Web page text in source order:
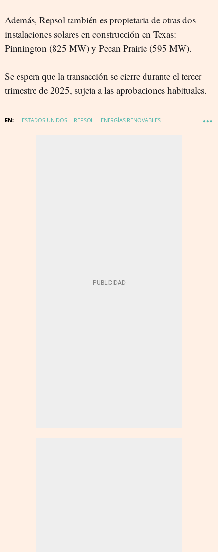
Además, Repsol también es propietaria de otras dos
instalaciones solares en construcción en Texas:
Pinnington (825 MW) y Pecan Prairie (595 MW).
Se espera que la transacción se cierre durante el tercer
trimestre de 2025, sujeta a las aprobaciones habituales.
ESTADOS UNIDOS REPSOL ENERGÍAS RENOVABLES